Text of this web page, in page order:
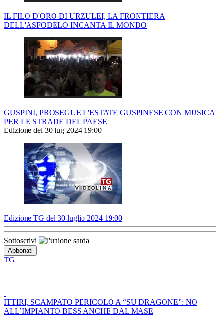
IL FILO D'ORO DI URZULEI, LA FRONTIERA
DELL'ASFODELO INCANTA IL MONDO
GUSPINI, PROSEGUE L'ESTATE GUSPINESE CON MUSICA
PER LE STRADE DEL PAESE
Edizione del 30 lug 2024 19:00
Edizione TG del 30 luglio 2024 19:00
Sottoscrivi
TG
ITTIRI, SCAMPATO PERICOLO A “SU DRAGONE”: NO
ALL’IMPIANTO BESS ANCHE DAL MASE